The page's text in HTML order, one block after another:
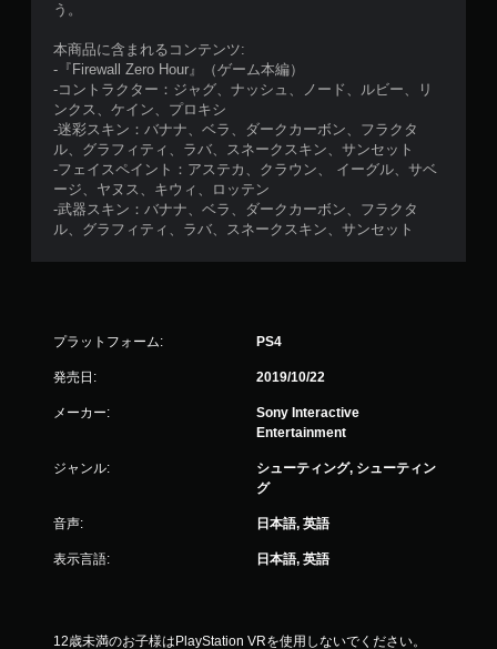
う。
本商品に含まれるコンテンツ:
-『Firewall Zero Hour』（ゲーム本編）
-コントラクター：ジャグ、ナッシュ、ノード、ルビー、リ
ンクス、ケイン、プロキシ
-迷彩スキン：バナナ、ベラ、ダークカーボン、フラクタ
ル、グラフィティ、ラバ、スネークスキン、サンセット
-フェイスペイント：アステカ、クラウン、 イーグル、サベ
ージ、ヤヌス、キウィ、ロッテン
-武器スキン：バナナ、ベラ、ダークカーボン、フラクタ
ル、グラフィティ、ラバ、スネークスキン、サンセット
プラットフォーム: PS4
発売日: 2019/10/22
メーカー:
Sony Interactive
Entertainment
ジャンル:
シューティング, シューティン
グ
音声: 日本語, 英語
表示言語: 日本語, 英語
12歳未満のお子様はPlayStation VRを使用しないでください。